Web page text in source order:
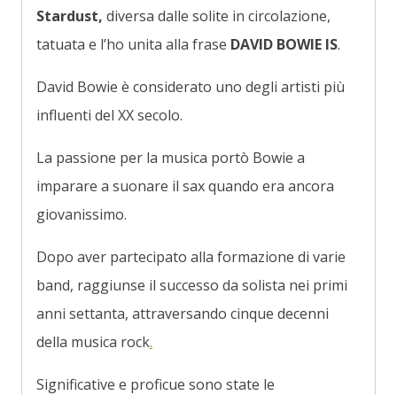
Stardust, diversa dalle solite in circolazione,
tatuata e l’ho unita alla frase DAVID BOWIE IS.
David Bowie è considerato uno degli artisti più
influenti del XX secolo.
La passione per la musica portò Bowie a
imparare a suonare il sax quando era ancora
giovanissimo.
Dopo aver partecipato alla formazione di varie
band, raggiunse il successo da solista nei primi
anni settanta, attraversando cinque decenni
della musica rock.
Significative e proficue sono state le